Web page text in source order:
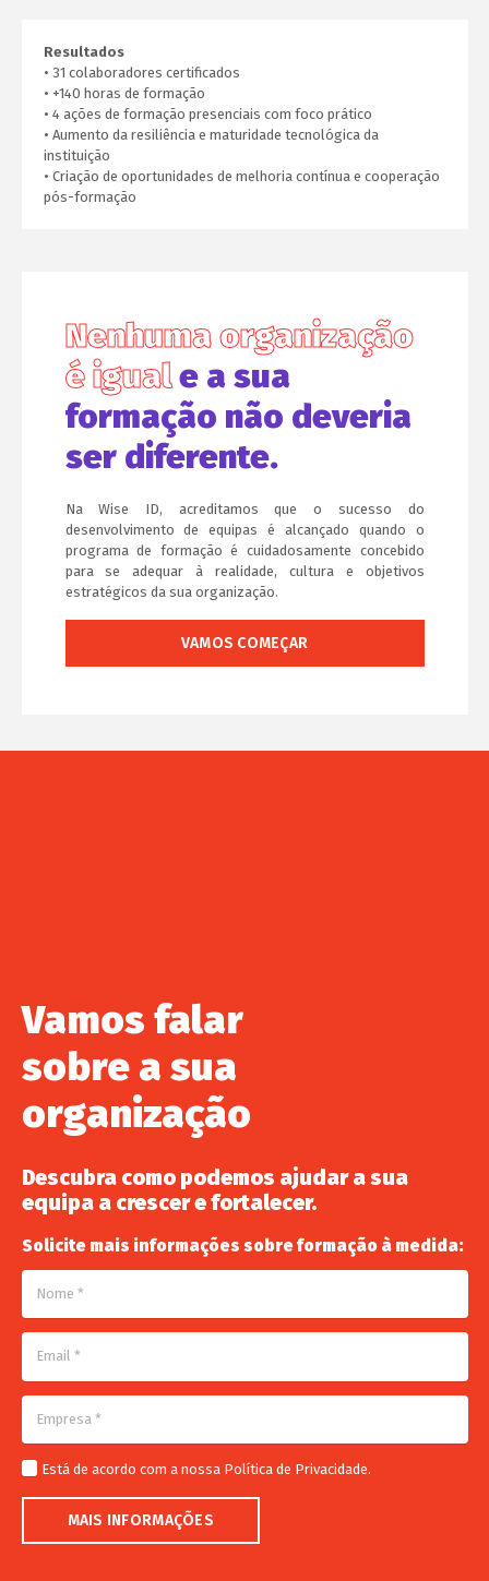
Resultados
• 31 colaboradores certificados
• +140 horas de formação
• 4 ações de formação presenciais com foco prático
• Aumento da resiliência e maturidade tecnológica da
instituição
• Criação de oportunidades de melhoria contínua e cooperação
pós-formação
Nenhuma organização
é iguale a sua
formação não deveria
ser diferente.
Na Wise ID, acreditamos que o sucesso do
desenvolvimento de equipas é alcançado quando o
programa de formação é cuidadosamente concebido
para se adequar à realidade, cultura e objetivos
estratégicos da sua organização.
VAMOS COMEÇAR
Vamos falar
sobre a sua
organização
Descubra como podemos ajudar a sua
equipa a crescer e fortalecer.
Solicite mais informações sobre formação à medida:
Está de acordo com a nossa Política de Privacidade.
MAIS INFORMAÇÕES